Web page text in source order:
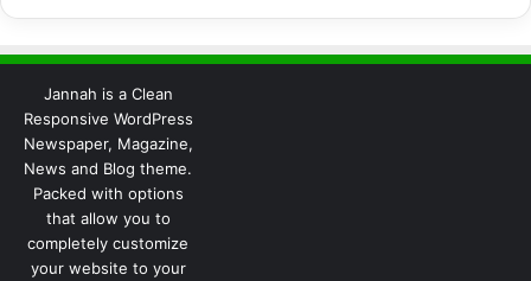
Jannah is a Clean
Responsive WordPress
Newspaper, Magazine,
News and Blog theme.
Packed with options
that allow you to
completely customize
your website to your